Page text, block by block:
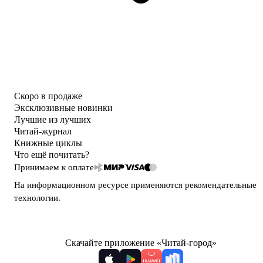
Скоро в продаже
Эксклюзивные новинки
Лучшие из лучших
Читай-журнал
Книжные циклы
Что ещё почитать?
Принимаем к оплате
На информационном ресурсе применяются рекомендательные
технологии.
Скачайте приложение «Читай-город»